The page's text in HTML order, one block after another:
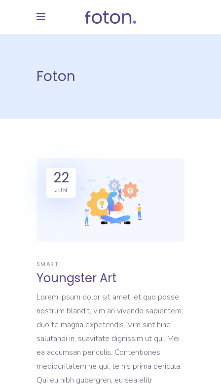
Foton
22
JUN
SMART
Youngster Art
Lorem ipsum dolor sit amet, et quo posse
nostrum blandit, vim an vivendo sapientem,
duo te magna expetendis. Vim sint hinc
salutandi in, suavitate dignissim ut qui. Mei
ea accumsan periculis. Contentiones
mediocritatem ne qui, te his prima pericula.
Qui eu nibh gubergren, eu sea elitr